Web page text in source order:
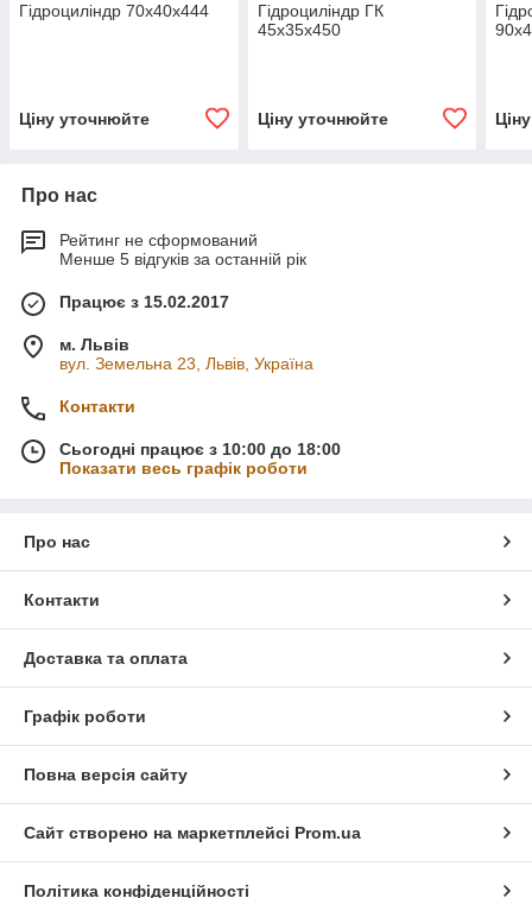
Гідроциліндр 70х40х444
Ціну уточнюйте
Гідроциліндр ГК
45х35х450
Ціну уточнюйте
Про нас
Рейтинг не сформований
Менше 5 відгуків за останній рік
Працює з 15.02.2017
м. Львів
вул. Земельна 23, Львів, Україна
Контакти
Сьогодні працює з 10:00 до 18:00
Показати весь графік роботи
Про нас
Контакти
Доставка та оплата
Графік роботи
Повна версія сайту
Сайт створено на маркетплейсі Prom.ua
Політика конфіденційності